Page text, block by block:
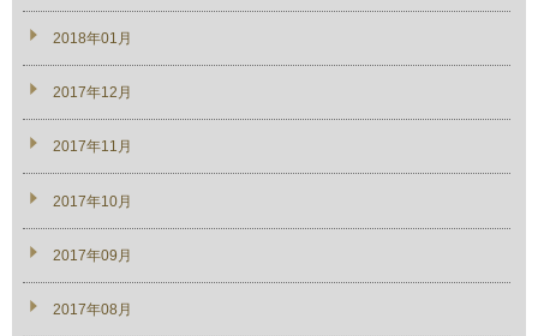
2018年01月
2017年12月
2017年11月
2017年10月
2017年09月
2017年08月